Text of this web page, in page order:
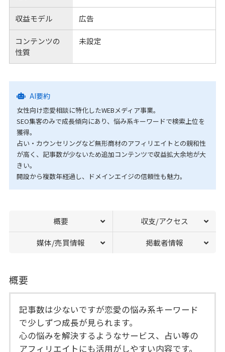
収益モデル 広告
コンテンツの
性質
未設定
AI要約
女性向け恋愛相談に特化したWEBメディア事業。
SEO集客のみで成長傾向にあり、悩み系キーワードで検索上位を
獲得。
占い・カウンセリングなど無形商材のアフィリエイトとの親和性
が高く、記事数が少ないため追加コンテンツで収益拡大余地が大
きい。
開設から複数年経過し、ドメインエイジの信頼性も魅力。
概要 収支/アクセス
媒体/売買情報 掲載者情報
概要
記事数は少ないですが恋愛の悩み系キーワード
で少しずつ成長が見られます。
心の悩みを解決するようなサービス、占い等の
アフィリエイトにも活用がしやすい内容です。